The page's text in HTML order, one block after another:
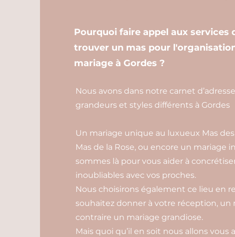
Pourquoi faire appel aux services
trouver un mas pour
mariage à Gordes ?
Nous avons dans notre carnet
grandeurs et styles différents à Gordes
Un mariage unique au luxueux Mas
Mas de la Rose, ou encore un mariage
sommes là pour vous aider à
inoubliables avec vos proches.
Nous choisirons également ce lieu en
souhaitez donner à votre réception,
contraire un mariage grandiose.
Mais quoi qu’il en soit nous allons vous